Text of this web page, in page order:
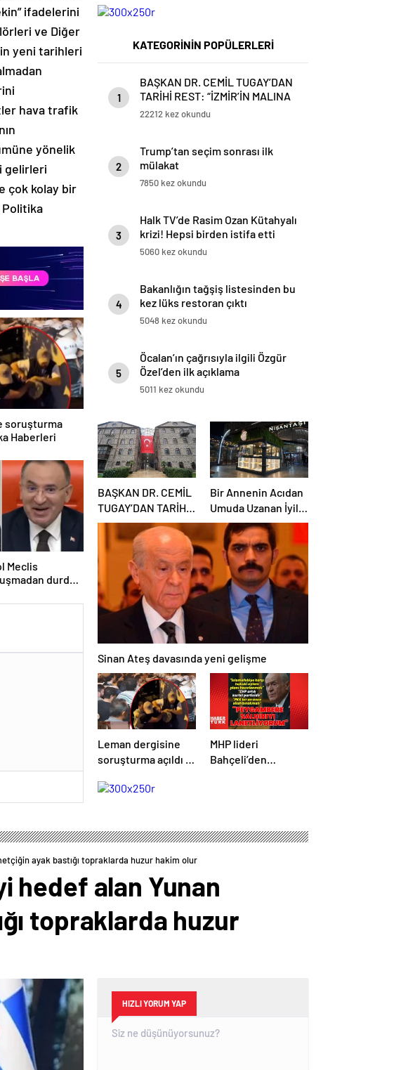
ifadelerini
ve Diğer
yeni tarihleri
hava trafik
yönelik
gelirleri
çok kolay bir
soruşturma
Haberleri
Meclis
durdu,
KATEGORİNİN POPÜLERLERİ
1
BAŞKAN DR. CEMİL TUGAY’DAN
TARİHİ REST: “İZMİR’İN MALINA
ÇÖKTÜRMEM, HALKIN HAKKINI
22212 kez okundu
2
Trump’tan seçim sonrası ilk
mülakat
7850 kez okundu
3
Halk TV’de Rasim Ozan Kütahyalı
krizi! Hepsi birden istifa etti
5060 kez okundu
4
Bakanlığın tağşiş listesinden bu
kez lüks restoran çıktı
5048 kez okundu
5
Öcalan’ın çağrısıyla ilgili Özgür
Özel’den ilk açıklama
5011 kez okundu
BAŞKAN DR. CEMİL
TUGAY’DAN TARİHİ
REST: “İZMİR’İN
MALINA
ÇÖKTÜRMEM,
HALKIN HAKKINI
KİMSEYE
YEDİRMEM!”
Bir Annenin Acıdan
Umuda Uzanan İyilik
Yolculuğu
Sinan Ateş davasında yeni gelişme
Leman dergisine
soruşturma açıldı –
Haberleri
MHP lideri
Bahçeli’den
ayak bastığı topraklarda huzur hakim olur
hedef alan Yunan
topraklarda huzur
HIZLI YORUM YAP